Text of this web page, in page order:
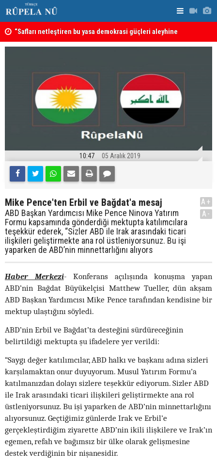
“Safları netleştiren bu yasa demokrasi güçleri aleyhine
sonuçlar doğurmaya gebe” -- Ayşe Hür
10:47 05 Aralık 2019
Mike Pence'ten Erbil ve Bağdat'a mesaj
ABD Başkan Yardımcısı Mike Pence Ninova Yatırım
Formu kapsamında gönderdiği mektupta katılımcılara
teşekkür ederek, “Sizler ABD ile Irak arasındaki ticari
ilişkileri geliştirmekte ana rol üstleniyorsunuz. Bu işi
yaparken de ABD’nin minnettarlığını alıyors
A+
A-
Haber Merkezi- Konferans açılışında konuşma yapan
ABD’nin Bağdat Büyükelçisi Matthew Tueller, dün akşam
ABD Başkan Yardımcısı Mike Pence tarafından kendisine bir
mektup ulaştığını söyledi.
ABD’nin Erbil ve Bağdat’ta desteğini sürdüreceğinin
belirtildiği mektupta şu ifadelere yer verildi:
“Saygı değer katılımcılar, ABD halkı ve başkanı adına sizleri
karşılamaktan onur duyuyorum. Musul Yatırım Formu’a
katılmanızdan dolayı sizlere teşekkür ediyorum. Sizler ABD
ile Irak arasındaki ticari ilişkileri geliştirmekte ana rol
üstleniyorsunuz. Bu işi yaparken de ABD’nin minnettarlığını
alıyorsunuz. Geçtiğimiz günlerde Irak ve Erbil’e
gerçekleştirdiğim ziyarette ABD’nin ikili ilişkilere ve Irak’ın
egemen, refah ve bağımsız bir ülke olarak gelişmesine
destek verdiğinin bir nişanesidir.